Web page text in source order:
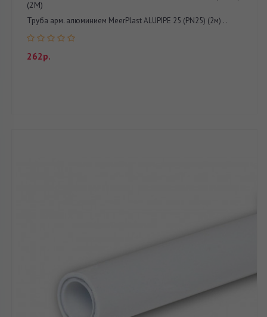
(2М)
Труба арм. алюминием MeerPlast ALUPIPE 25 (PN25) (2м) ..
262р.